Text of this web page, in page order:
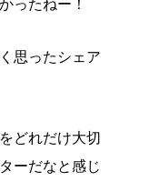
ったねー！
思ったシェア
どれだけ大切
ーだなと感じ